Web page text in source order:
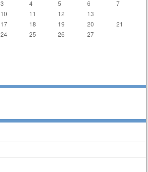
3 4 5 6
7
10 11 12 13
17 18 19 20
21
24 25 26 27